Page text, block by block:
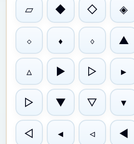
▱ ◆ ◇ ◈
⬦ ⬧ ⬨ ▲
▵ ▶ ▷ ▸
▻ ▼ ▽ ▾
◁ ◂ ◃ ◄